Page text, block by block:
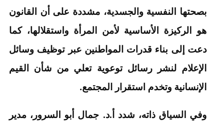
بصحتها النفسية والجسدية، مشددة على أن القانون
هو الركيزة الأساسية لأمن المرأة واستقلالها، كما
دعت إلى بناء قدرات المواطنين عبر توظيف وسائل
الإعلام لنشر رسائل توعوية تعلي من شأن القيم
الإنسانية وتخدم استقرار المجتمع.
وفي السياق ذاته، شدد أ.د. جمال أبو السرور، مدير